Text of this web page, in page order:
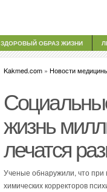
ЗДОРОВЫЙ ОБРАЗ ЖИЗНИ
Kakmed.com » Новости
жизнь
лечатся
Ученые обнаружили, что при
химических корректоров